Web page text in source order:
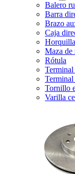
Balero
Barra
Brazo
Caja
Horquilla
Maza de
Rótula
Tornillo
Varilla